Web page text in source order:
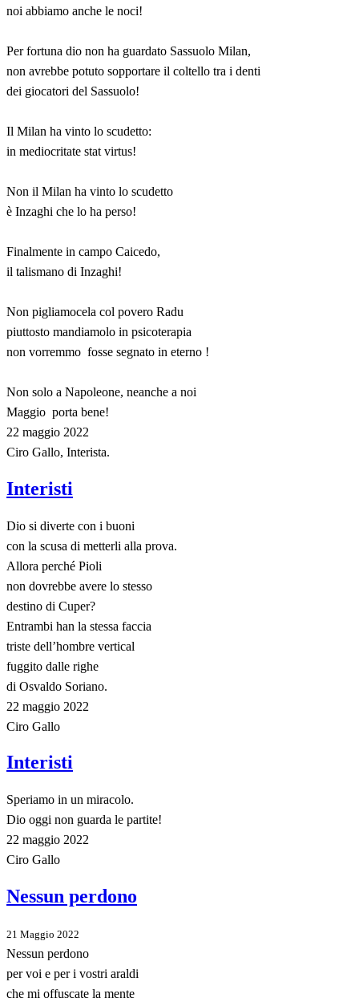
noi abbiamo anche le noci!
Per fortuna dio non ha guardato Sassuolo Milan,
non avrebbe potuto sopportare il coltello tra i denti
dei giocatori del Sassuolo!
Il Milan ha vinto lo scudetto:
in mediocritate stat virtus!
Non il Milan ha vinto lo scudetto
è Inzaghi che lo ha perso!
Finalmente in campo Caicedo,
il talismano di Inzaghi!
Non pigliamocela col povero Radu
piuttosto mandiamolo in psicoterapia
non vorremmo fosse segnato in eterno !
Non solo a Napoleone, neanche a noi
Maggio porta bene!
22 maggio 2022
Ciro Gallo, Interista.
Interisti
Dio si diverte con i buoni
con la scusa di metterli alla prova.
Allora perché Pioli
non dovrebbe avere lo stesso
destino di Cuper?
Entrambi han la stessa faccia
triste dell’hombre vertical
fuggito dalle righe
di Osvaldo Soriano.
22 maggio 2022
Ciro Gallo
Interisti
Speriamo in un miracolo.
Dio oggi non guarda le partite!
22 maggio 2022
Ciro Gallo
Nessun perdono
21 Maggio 2022
Nessun perdono
per voi e per i vostri araldi
che mi offuscate la mente